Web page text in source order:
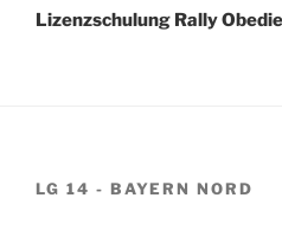
Beitrag
Lizenzschulung Rally
LG 14 - BAYERN NORD